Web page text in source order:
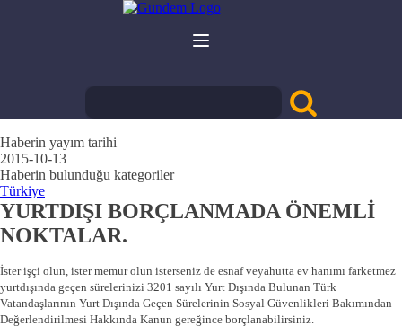
Haberin yayım tarihi
2015-10-13
Haberin bulunduğu kategoriler
Türkiye
YURTDIŞI BORÇLANMADA ÖNEMLİ
NOKTALAR.
İster işçi olun, ister memur olun isterseniz de esnaf veyahutta ev hanımı farketmez
yurtdışında geçen sürelerinizi 3201 sayılı Yurt Dışında Bulunan Türk
Vatandaşlarının Yurt Dışında Geçen Sürelerinin Sosyal Güvenlikleri Bakımından
Değerlendirilmesi Hakkında Kanun gereğince borçlanabilirsiniz.